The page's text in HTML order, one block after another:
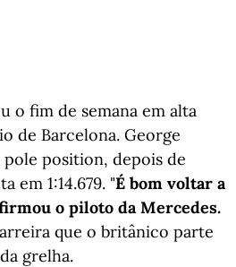
o fim de semana em alta
de Barcelona. George
pole position, depois de
em 1:14.679. "É bom voltar a
o piloto da Mercedes.
que o britânico parte
grelha.